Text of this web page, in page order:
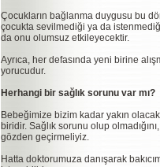
Çocukların bağlanma duygusu bu
çocukta sevilmediği ya da
da onu olumsuz etkileyecektir.
Ayrıca, her defasında yeni birine
yorucudur.
Herhangi bir sağlık sorunu var mı?
Bebeğimize bizim kadar yakın
biridir. Sağlık sorunu olup
gözden geçirmeliyiz.
Hatta doktorumuza danışarak